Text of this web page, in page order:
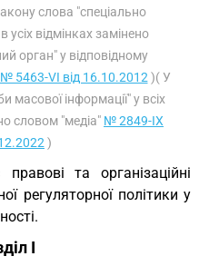
слова "спеціально
відмінках замінено
орган" у відповідному
№ 5463-VI від 16.10.2012 )( У
масової інформації" у всіх
словом "медіа" № 2849-IX
)
та організаційні
регуляторної політики у
I